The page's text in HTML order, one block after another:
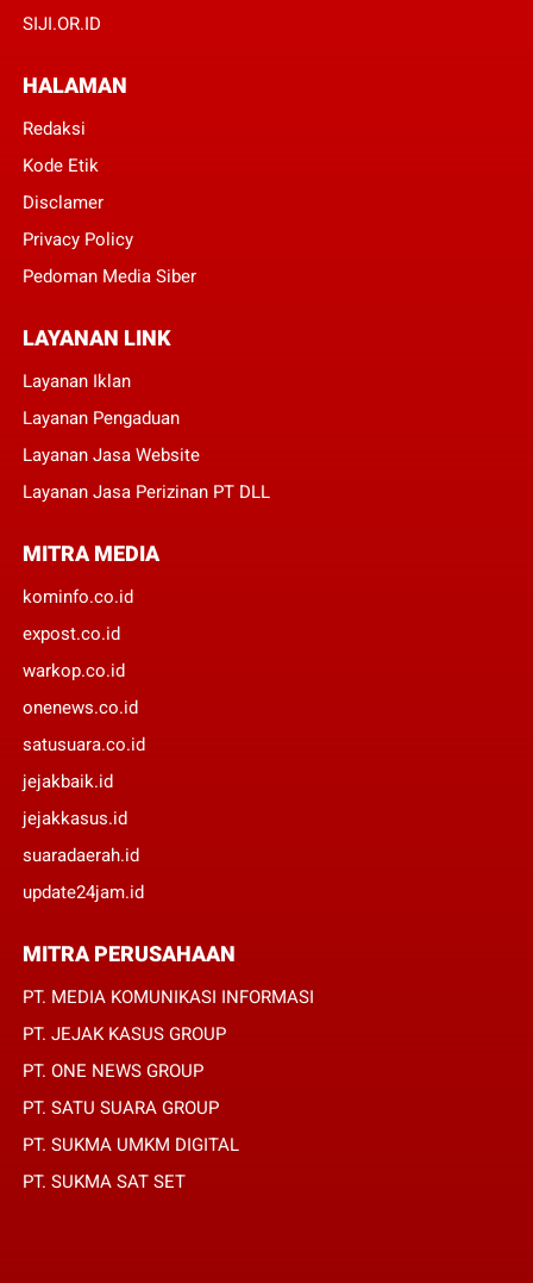
SIJI.OR.ID
HALAMAN
Redaksi
Kode Etik
Disclamer
Privacy Policy
Pedoman Media Siber
LAYANAN LINK
Layanan Iklan
Layanan Pengaduan
Layanan Jasa Website
Layanan Jasa Perizinan PT DLL
MITRA MEDIA
kominfo.co.id
expost.co.id
warkop.co.id
onenews.co.id
satusuara.co.id
jejakbaik.id
jejakkasus.id
suaradaerah.id
update24jam.id
MITRA PERUSAHAAN
PT. MEDIA KOMUNIKASI INFORMASI
PT. JEJAK KASUS GROUP
PT. ONE NEWS GROUP
PT. SATU SUARA GROUP
PT. SUKMA UMKM DIGITAL
PT. SUKMA SAT SET